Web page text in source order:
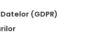
(GDPR)